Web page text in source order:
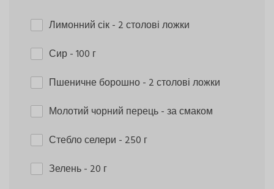
Лимонний сік- 2 столові ложки
Сир- 100 г
Пшеничне борошно- 2 столові ложки
Молотий чорний перець- за смаком
Стебло селери - 250 г
Зелень- 20 г